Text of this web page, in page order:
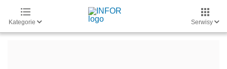
Kategorie Serwisy